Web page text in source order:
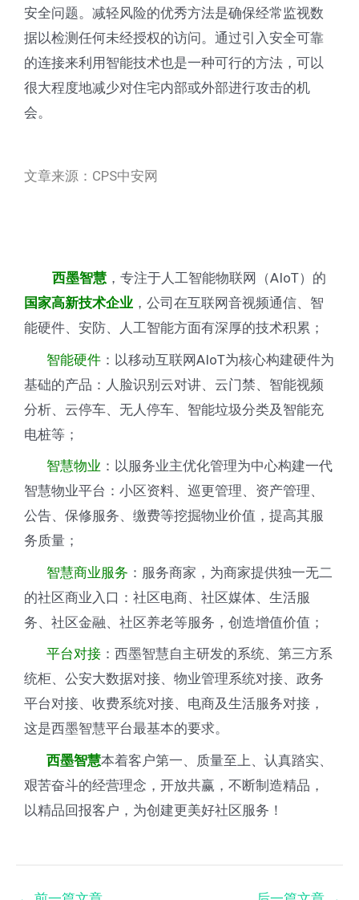
安全问题。减轻风险的优秀方法是确保经常监视数
据以检测任何未经授权的访问。通过引入安全可靠
的连接来利用智能技术也是一种可行的方法，可以
很大程度地减少对住宅内部或外部进行攻击的机
会。
文章来源：CPS中安网
西墨智慧 ，专注于人工智能物联网（AIoT）的
国家高新技术企业 ，公司在互联网音视频通信、智
能硬件、安防、人工智能方面有深厚的技术积累；
智能硬件 ：以移动互联网AIoT为核心构建硬件为
基础的产品：人脸识别云对讲、云门禁、智能视频
分析、云停车、无人停车、智能垃圾分类及智能充
电桩等；
智慧物业 ：以服务业主优化管理为中心构建一代
智慧物业平台：小区资料、巡更管理、资产管理、
公告、保修服务、缴费等挖掘物业价值，提高其服
务质量；
智慧商业服务 ：服务商家，为商家提供独一无二
的社区商业入口：社区电商、社区媒体、生活服
务、社区金融、社区养老等服务，创造增值价值；
平台对接 ：西墨智慧自主研发的系统、第三方系
统柜、公安大数据对接、物业管理系统对接、政务
平台对接、收费系统对接、电商及生活服务对接，
这是西墨智慧平台最基本的要求。
西墨智慧本着客户第一、质量至上、认真踏实、
艰苦奋斗的经营理念，开放共赢，不断制造精品，
以精品回报客户，为创建更美好社区服务！